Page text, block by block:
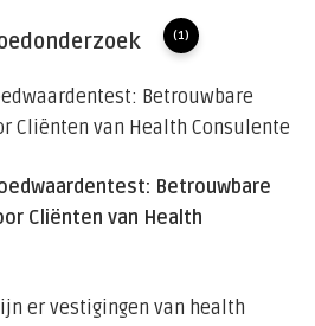
(1)
Betrouwbare
Cliënten van Health Consulente
Betrouwbare
Cliënten van Health
er vestigingen van health